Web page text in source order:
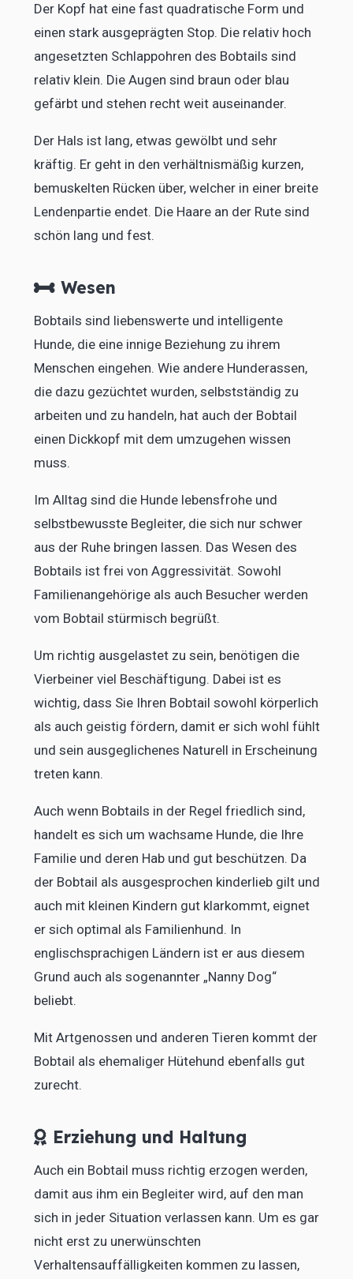
Der Kopf hat eine fast quadratische Form und
einen stark ausgeprägten Stop. Die relativ hoch
angesetzten Schlappohren des Bobtails sind
relativ klein. Die Augen sind braun oder blau
gefärbt und stehen recht weit auseinander.
Der Hals ist lang, etwas gewölbt und sehr
kräftig. Er geht in den verhältnismäßig kurzen,
bemuskelten Rücken über, welcher in einer breite
Lendenpartie endet. Die Haare an der Rute sind
schön lang und fest.
Wesen
Bobtails sind liebenswerte und intelligente
Hunde, die eine innige Beziehung zu ihrem
Menschen eingehen. Wie andere Hunderassen,
die dazu gezüchtet wurden, selbstständig zu
arbeiten und zu handeln, hat auch der Bobtail
einen Dickkopf mit dem umzugehen wissen
muss.
Im Alltag sind die Hunde lebensfrohe und
selbstbewusste Begleiter, die sich nur schwer
aus der Ruhe bringen lassen. Das Wesen des
Bobtails ist frei von Aggressivität. Sowohl
Familienangehörige als auch Besucher werden
vom Bobtail stürmisch begrüßt.
Um richtig ausgelastet zu sein, benötigen die
Vierbeiner viel Beschäftigung. Dabei ist es
wichtig, dass Sie Ihren Bobtail sowohl körperlich
als auch geistig fördern, damit er sich wohl fühlt
und sein ausgeglichenes Naturell in Erscheinung
treten kann.
Auch wenn Bobtails in der Regel friedlich sind,
handelt es sich um wachsame Hunde, die Ihre
Familie und deren Hab und gut beschützen. Da
der Bobtail als ausgesprochen kinderlieb gilt und
auch mit kleinen Kindern gut klarkommt, eignet
er sich optimal als Familienhund. In
englischsprachigen Ländern ist er aus diesem
Grund auch als sogenannter „Nanny Dog“
beliebt.
Mit Artgenossen und anderen Tieren kommt der
Bobtail als ehemaliger Hütehund ebenfalls gut
zurecht.
Erziehung und Haltung
Auch ein Bobtail muss richtig erzogen werden,
damit aus ihm ein Begleiter wird, auf den man
sich in jeder Situation verlassen kann. Um es gar
nicht erst zu unerwünschten
Verhaltensauffälligkeiten kommen zu lassen,